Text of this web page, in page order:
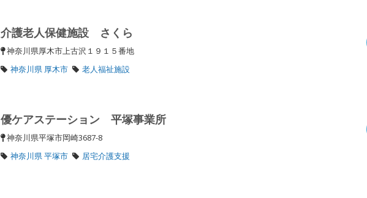
介護老人保健施設 さくら
神奈川県厚木市上古沢１９１５番地
神奈川県 厚木市
老人福祉施設
優ケアステーション 平塚事業所
神奈川県平塚市岡崎3687-8
神奈川県 平塚市
居宅介護支援